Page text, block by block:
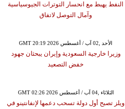
النفط يهبط مع انحسار التوترات الجيوسياسية
وآمال التوصل لاتفاق
GMT 20:19 2026 الأحد ,02 آب / أغسطس
وزيرا خارجية السعودية وإيران يبحثان جهود
خفض التصعيد
GMT 02:26 2026 الثلاثاء ,04 آب / أغسطس
ويلز تصبح أول دولة تسحب دعمها لإنفانتينو في